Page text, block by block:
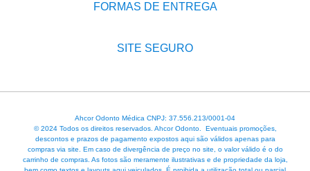
FORMAS DE ENTREGA
SITE SEGURO
Ahcor Odonto Médica CNPJ: 37.556.213/0001-04
© 2024 Todos os direitos reservados. Ahcor Odonto. Eventuais promoções,
descontos e prazos de pagamento expostos aqui são válidos apenas para
compras via site. Em caso de divergência de preço no site, o valor válido é o do
carrinho de compras. As fotos são meramente ilustrativas e de propriedade da loja,